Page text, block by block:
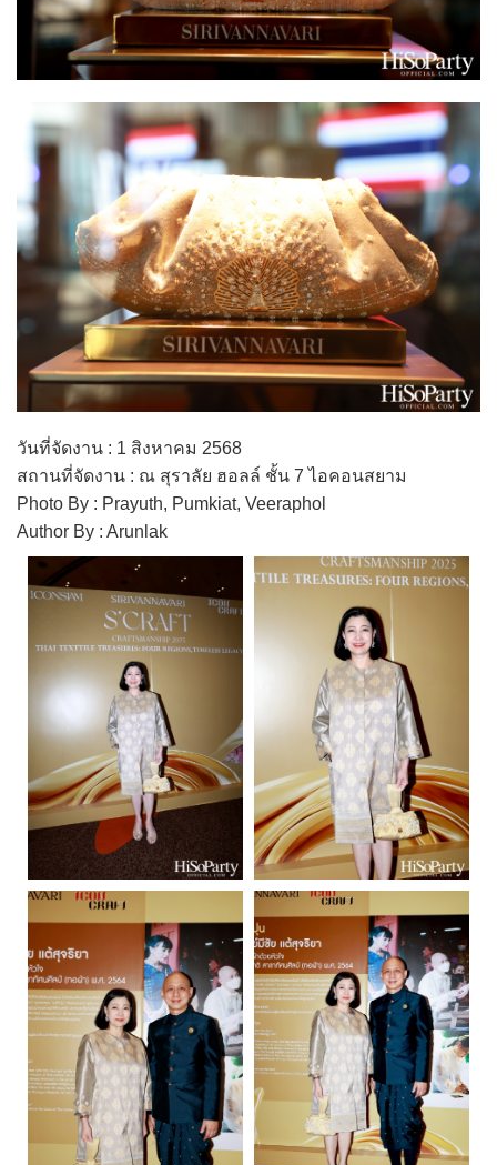
วันที่จัดงาน : 1 สิงหาคม 2568
สถานที่จัดงาน : ณ สุราลัย ฮอลล์ ชั้น 7 ไอคอนสยาม
Photo By : Prayuth, Pumkiat, Veeraphol
Author By : Arunlak